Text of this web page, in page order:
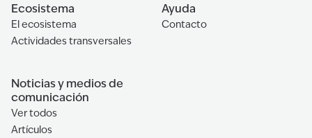
Ecosistema
El ecosistema
Actividades transversales
Ayuda
Contacto
Noticias y medios de
comunicación
Ver todos
Artículos